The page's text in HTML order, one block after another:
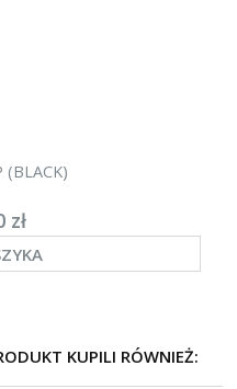
zł
KUPILI RÓWNIEŻ: